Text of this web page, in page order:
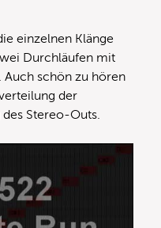
einzelnen Klänge
Durchläufen mit
schön zu hören
der
Stereo-Outs.